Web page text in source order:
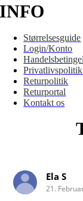
INFO
Størrelsesguide
Login/Konto
Returpolitik
Returportal
Kontakt os
Ela S
21.